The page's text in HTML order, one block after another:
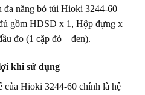
đa năng bỏ túi Hioki 3244-60
gồm HDSD x 1, Hộp đựng x
đo (1 cặp đỏ – đen).
khi sử dụng
của Hioki 3244-60 chính là hệ